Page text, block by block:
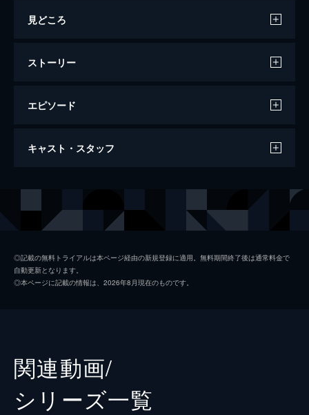
見どころ
ストーリー
エピソード
フォービア２／５つの恐怖
キャスト・スタッフ
ニコル・テリオー
◎記載の無料トライアルは本ページ経由の新規登録に適用。無料期間終了後は通常料金で
自動更新となります。
◎本ページに記載の情報は、2026年8月現在のものです。
関連動画/
シリーズ⼀覧